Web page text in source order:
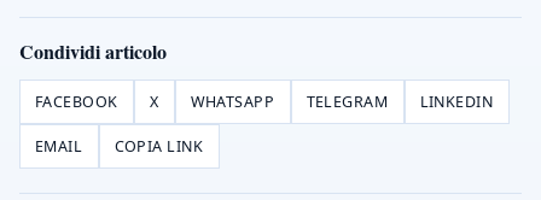
Condividi articolo
FACEBOOK X WHATSAPP TELEGRAM LINKEDIN
EMAIL COPIA LINK